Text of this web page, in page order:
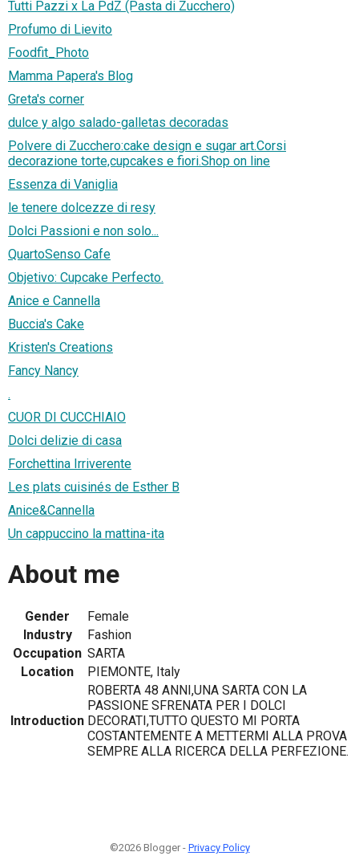
Tutti Pazzi x La PdZ (Pasta di Zucchero)
Profumo di Lievito
Foodfit_Photo
Mamma Papera's Blog
Greta's corner
dulce y algo salado-galletas decoradas
Polvere di Zucchero:cake design e sugar art.Corsi
decorazione torte,cupcakes e fiori.Shop on line
Essenza di Vaniglia
le tenere dolcezze di resy
Dolci Passioni e non solo...
QuartoSenso Cafe
Objetivo: Cupcake Perfecto.
Anice e Cannella
Buccia's Cake
Kristen's Creations
Fancy Nancy
.
CUOR DI CUCCHIAIO
Dolci delizie di casa
Forchettina Irriverente
Les plats cuisinés de Esther B
Anice&Cannella
Un cappuccino la mattina-ita
About me
Gender
Female
Industry
Fashion
Occupation SARTA
Location
PIEMONTE, Italy
Introduction
ROBERTA 48 ANNI,UNA SARTA CON LA
PASSIONE SFRENATA PER I DOLCI
DECORATI,TUTTO QUESTO MI PORTA
COSTANTEMENTE A METTERMI ALLA PROVA
SEMPRE ALLA RICERCA DELLA PERFEZIONE.
©2026 Blogger - Privacy Policy